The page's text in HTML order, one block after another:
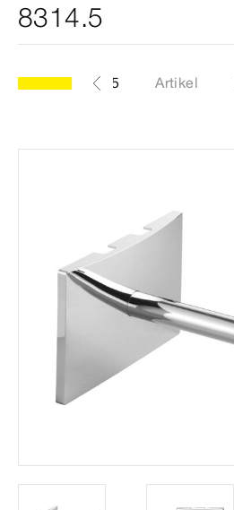
8314.5
Modell 8314.5 Artikel